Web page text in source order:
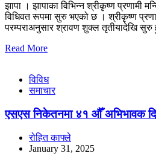
झापा । झापाका विभिन्न श्रीकृष्ण प्रणामी
विधिवत रूपमा सुरु भएको छ । श्रीकृष्ण
परम्पराअनुसार श्रावण शुक्ल तृतीयादेखि सुरु
Read More
विविध
समाचार
एसएस निकेतनमा ४१ औँ अभिभावक
रोहित काफ्ले
January 31, 2025